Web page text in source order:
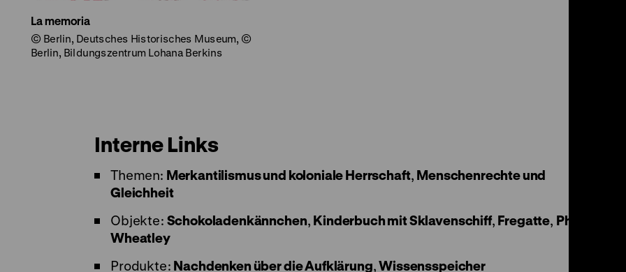
La memoria
© Berlin, Deutsches Historisches Museum, ©
Berlin, Bildungszentrum Lohana Berkins
Interne Links
Themen: Merkantilismus und koloniale Herrschaft, Menschenrechte und
Gleichheit
Objekte: Schokoladenkännchen, Kinderbuch mit Sklavenschiff, Fregatte, Phillis
Wheatley
Produkte: Nachdenken über die Aufklärung,Wissensspeicher